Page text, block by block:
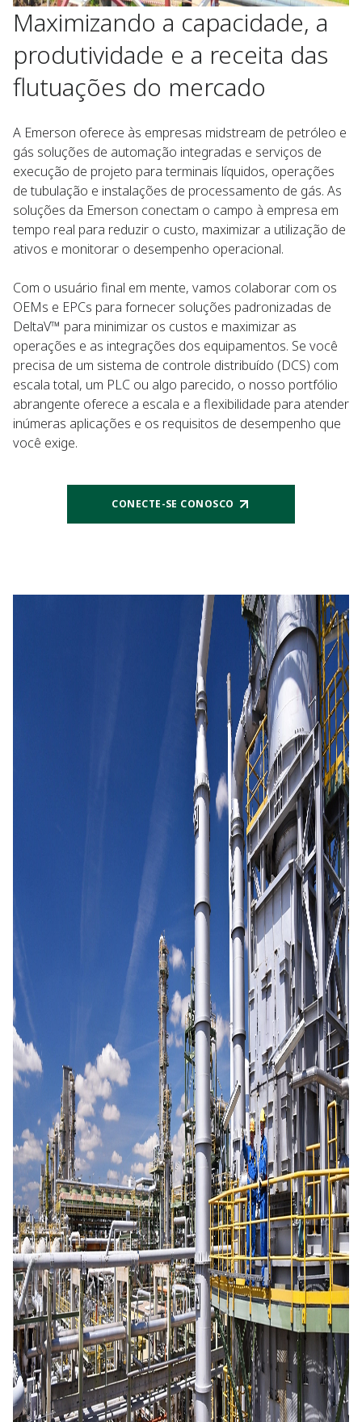
Maximizando a capacidade, a
produtividade e a receita das
flutuações do mercado
A Emerson oferece às empresas midstream de petróleo e
gás soluções de automação integradas e serviços de
execução de projeto para terminais líquidos, operações
de tubulação e instalações de processamento de gás. As
soluções da Emerson conectam o campo à empresa em
tempo real para reduzir o custo, maximizar a utilização de
ativos e monitorar o desempenho operacional.
Com o usuário final em mente, vamos colaborar com os
OEMs e EPCs para fornecer soluções padronizadas de
DeltaV™ para minimizar os custos e maximizar as
operações e as integrações dos equipamentos. Se você
precisa de um sistema de controle distribuído (DCS) com
escala total, um PLC ou algo parecido, o nosso portfólio
abrangente oferece a escala e a flexibilidade para atender
inúmeras aplicações e os requisitos de desempenho que
você exige.
CONECTE-SE CONOSCO